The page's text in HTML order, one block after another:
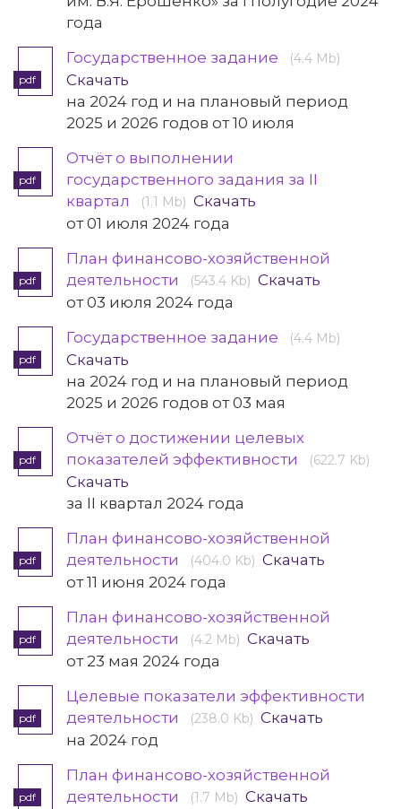
года
pdf
Государственное задание (4.4 Mb)
Скачать
на 2024 год и на плановый период
2025 и 2026 годов от 10 июля
pdf
Отчёт о выполнении
государственного задания за II
квартал
(1.1 Mb) Скачать
от 01 июля 2024 года
pdf
План финансово-хозяйственной
деятельности
(543.4 Kb) Скачать
от 03 июля 2024 года
pdf
Государственное задание (4.4 Mb)
Скачать
на 2024 год и на плановый период
2025 и 2026 годов от 03 мая
pdf
Отчёт о достижении целевых
показателей эффективности
(622.7 Kb)
Скачать
за II квартал 2024 года
pdf
План финансово-хозяйственной
деятельности
(404.0 Kb) Скачать
от 11 июня 2024 года
pdf
План финансово-хозяйственной
деятельности
(4.2 Mb) Скачать
от 23 мая 2024 года
pdf
Целевые показатели эффективности
деятельности
(238.0 Kb) Скачать
на 2024 год
pdf
План финансово-хозяйственной
деятельности
(1.7 Mb) Скачать